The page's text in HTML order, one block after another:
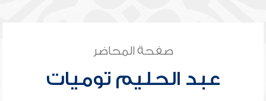
صفحة المحاضر
عبد الحليم توميات